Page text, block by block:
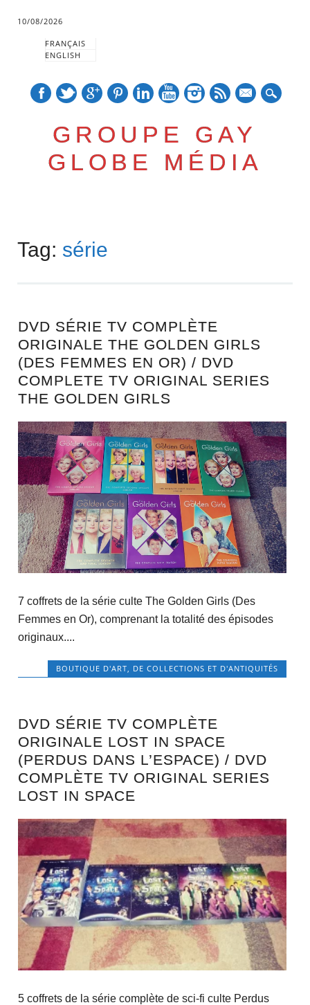
10/08/2026
FRANÇAIS
ENGLISH
GROUPE GAY
GLOBE MÉDIA
Main menu
content
Tag: série
DVD SÉRIE TV COMPLÈTE
ORIGINALE THE GOLDEN GIRLS
(DES FEMMES EN OR) / DVD
COMPLETE TV ORIGINAL SERIES
THE GOLDEN GIRLS
7 coffrets de la série culte The Golden Girls (Des
Femmes en Or), comprenant la totalité des épisodes
originaux....
BOUTIQUE D'ART, DE COLLECTIONS ET D'ANTIQUITÉS
DVD SÉRIE TV COMPLÈTE
ORIGINALE LOST IN SPACE
(PERDUS DANS L’ESPACE) / DVD
COMPLÈTE TV ORIGINAL SERIES
LOST IN SPACE
5 coffrets de la série complète de sci-fi culte Perdus